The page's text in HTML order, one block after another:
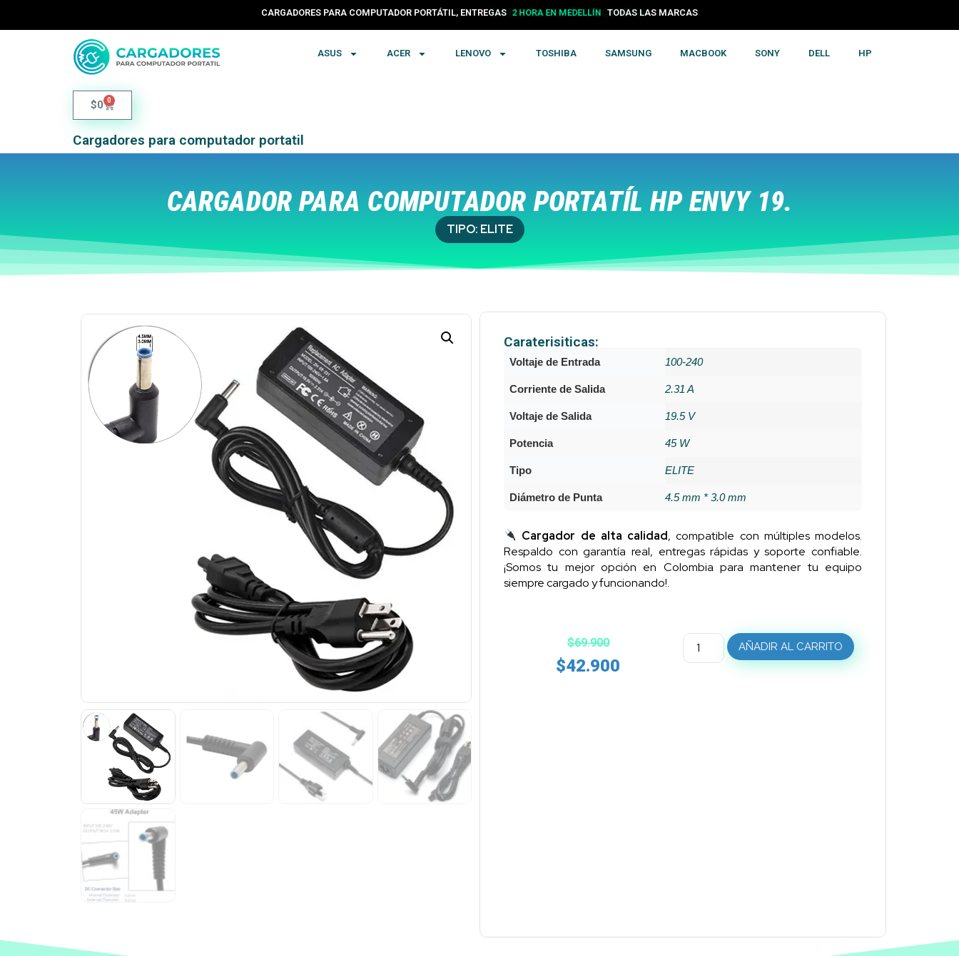
CARGADORES PARA COMPUTADOR PORTÁTIL, ENTREGAS 24 HORAS EN COLOMBIA TODAS LAS MARCAS
ASUS ACER LENOVO TOSHIBA SAMSUNG MACBOOK SONY DELL HP
$0 0
Cargadores para computador portatil
CARGADOR PARA COMPUTADOR PORTATÍL HP ENVY 19.
TIPO: ELITE
Caraterisiticas:
Voltaje de Entrada 100-240
Corriente de Salida 2.31 A
Voltaje de Salida 19.5 V
Potencia 45 W
Tipo ELITE
Diámetro de Punta 4.5 mm * 3.0 mm
Cargador de alta calidad, compatible con múltiples modelos.
Respaldo con garantía real, entregas rápidas y soporte confiable.
¡Somos tu mejor opción en Colombia para mantener tu equipo
siempre cargado y funcionando!.
$69.900
$42.900
AÑADIR AL CARRITO